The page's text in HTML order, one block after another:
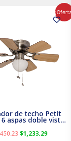
de techo Petit
6 aspas doble vista
Masterfan
$1,450.23.
$1,233.29
precio
actual